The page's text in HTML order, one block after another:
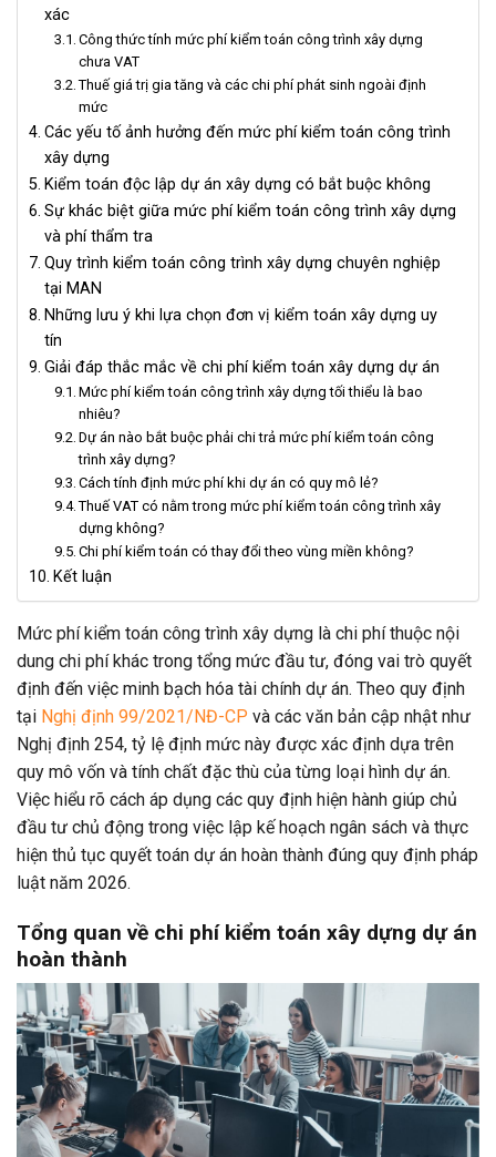
xác
Công thức tính mức phí kiểm toán công trình xây dựng
chưa VAT
Thuế giá trị gia tăng và các chi phí phát sinh ngoài định
mức
Các yếu tố ảnh hưởng đến mức phí kiểm toán công trình
xây dựng
Kiểm toán độc lập dự án xây dựng có bắt buộc không
Sự khác biệt giữa mức phí kiểm toán công trình xây dựng
và phí thẩm tra
Quy trình kiểm toán công trình xây dựng chuyên nghiệp
tại MAN
Những lưu ý khi lựa chọn đơn vị kiểm toán xây dựng uy
tín
Giải đáp thắc mắc về chi phí kiểm toán xây dựng dự án
Mức phí kiểm toán công trình xây dựng tối thiểu là bao
nhiêu?
Dự án nào bắt buộc phải chi trả mức phí kiểm toán công
trình xây dựng?
Cách tính định mức phí khi dự án có quy mô lẻ?
Thuế VAT có nằm trong mức phí kiểm toán công trình xây
dựng không?
Chi phí kiểm toán có thay đổi theo vùng miền không?
Kết luận
Mức phí kiểm toán công trình xây dựng là chi phí thuộc nội
dung chi phí khác trong tổng mức đầu tư, đóng vai trò quyết
định đến việc minh bạch hóa tài chính dự án. Theo quy định
tại Nghị định 99/2021/NĐ-CP và các văn bản cập nhật như
Nghị định 254, tỷ lệ định mức này được xác định dựa trên
quy mô vốn và tính chất đặc thù của từng loại hình dự án.
Việc hiểu rõ cách áp dụng các quy định hiện hành giúp chủ
đầu tư chủ động trong việc lập kế hoạch ngân sách và thực
hiện thủ tục quyết toán dự án hoàn thành đúng quy định pháp
luật năm 2026.
Tổng quan về chi phí kiểm toán xây dựng dự án
hoàn thành